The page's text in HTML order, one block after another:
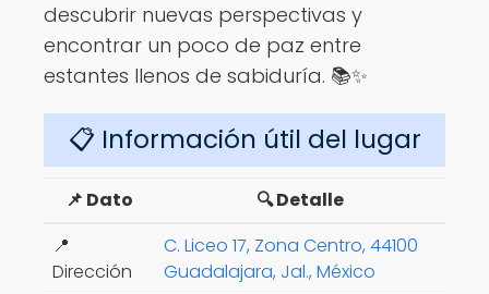
descubrir nuevas perspectivas y
encontrar un poco de paz entre
estantes llenos de sabiduría. 📚✨
📋 Información útil del lugar
📌 Dato
🔍 Detalle
📍
Dirección
C. Liceo 17, Zona Centro, 44100
Guadalajara, Jal., México